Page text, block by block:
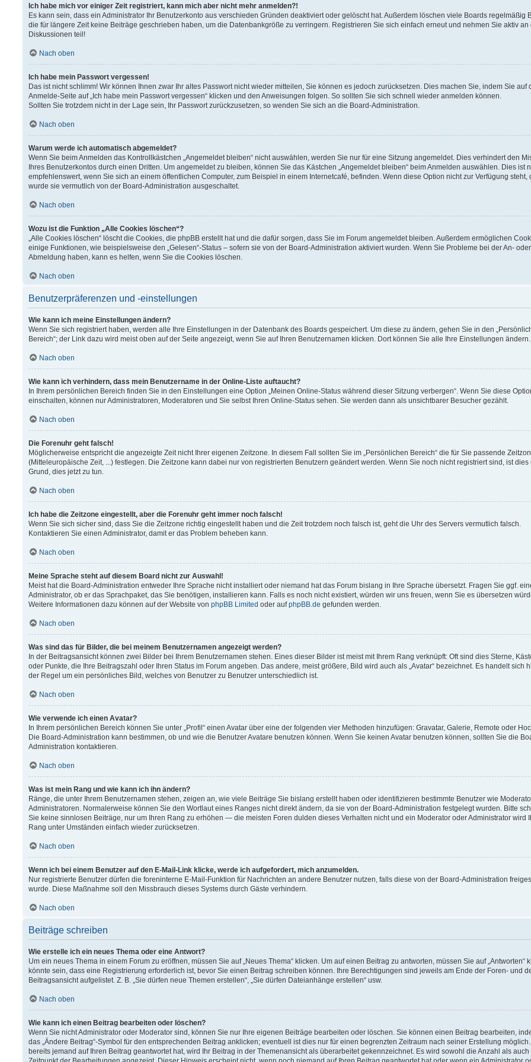
Ich habe mich vor einiger Zeit registriert, kann mich aber nicht mehr anmelden?!
Es kann sein, dass ein Administrator Ihr Benutzerkonto aus verschieden Gründen deaktiviert oder gelöscht hat. Außerdem löschen viele Boards regelmäßig
die für längere Zeit keine Beiträge geschrieben haben, um die Datenbankgröße zu verringern. Registrieren Sie sich einfach erneut und nehmen Sie aktiv an
Diskussionen teil!
Nach oben
Ich habe mein Passwort vergessen!
Das ist nicht schlimm! Wir können Ihnen zwar Ihr altes Passwort nicht wieder mitteilen, Sie können es jedoch zurücksetzen. Dies machen Sie, indem Sie auf
Anmelde-Seite auf „Ich habe mein Passwort vergessen“ klicken und den Anweisungen folgen. So sollten Sie sich schnell wieder anmelden können.
Sollten Sie trotzdem nicht in der Lage sein, Ihr Passwort zurückzusetzen, so wenden Sie sich an die Board-Administration.
Nach oben
Warum werde ich automatisch abgemeldet?
Wenn Sie beim Anmelden das Kontrollkästchen „Angemeldet bleiben“ nicht auswählen, werden Sie nur für eine Sitzung angemeldet. Dies verhindert den
Ihres Benutzerkontos durch einen Dritten. Um angemeldet zu bleiben, können Sie das Kästchen „Angemeldet bleiben“ beim Anmelden auswählen. Dies ist
empfehlenswert, wenn Sie sich an einem öffentlichen Computer, zum Beispiel in einem Internetcafé, befinden. Wenn diese Option nicht zur Verfügung steht,
wurde sie vermutlich von der Board-Administration ausgeschaltet.
Nach oben
Wozu ist die Funktion „Alle Cookies löschen“?
„Alle Cookies löschen“ löscht die Cookies, die phpBB erstellt hat und die dafür sorgen, dass Sie im Forum angemeldet bleiben. Außerdem ermöglichen
einige Funktionen, wie beispielsweise den „Gelesen“-Status – sofern sie von der Board-Administration aktiviert wurden. Wenn Sie Probleme bei der An- oder
Abmeldung haben, kann es helfen, wenn Sie die Cookies löschen.
Nach oben
Benutzerpräferenzen und -einstellungen
Wie kann ich meine Einstellungen ändern?
Wenn Sie sich registriert haben, werden alle Ihre Einstellungen in der Datenbank des Boards gespeichert. Um diese zu ändern, gehen Sie in den
Bereich“; der Link dazu wird meist oben auf der Seite angezeigt, wenn Sie auf Ihren Benutzernamen klicken. Dort können Sie alle Ihre Einstellungen ändern.
Nach oben
Wie kann ich verhindern, dass mein Benutzername in der Online-Liste auftaucht?
In Ihrem persönlichen Bereich finden Sie in den Einstellungen eine Option „Meinen Online-Status während dieser Sitzung verbergen“. Wenn Sie diese
einschalten, können nur Administratoren, Moderatoren und Sie selbst Ihren Online-Status sehen. Sie werden dann als unsichtbarer Besucher gezählt.
Nach oben
Die Forenuhr geht falsch!
Möglicherweise entspricht die angezeigte Zeit nicht Ihrer eigenen Zeitzone. In diesem Fall sollten Sie im „Persönlichen Bereich“ die für Sie passende
(Mitteleuropäische Zeit, ...) festlegen. Die Zeitzone kann dabei nur von registrierten Benutzern geändert werden. Wenn Sie noch nicht registriert sind, ist dies
Grund, dies jetzt zu tun.
Nach oben
Ich habe die Zeitzone eingestellt, aber die Forenuhr geht immer noch falsch!
Wenn Sie sich sicher sind, dass Sie die Zeitzone richtig eingestellt haben und die Zeit trotzdem noch falsch ist, geht die Uhr des Servers vermutlich falsch.
Kontaktieren Sie einen Administrator, damit er das Problem beheben kann.
Nach oben
Meine Sprache steht auf diesem Board nicht zur Auswahl!
Meist hat die Board-Administration entweder Ihre Sprache nicht installiert oder niemand hat das Forum bislang in Ihre Sprache übersetzt. Fragen Sie ggf.
Administrator, ob er das Sprachpaket, das Sie benötigen, installieren kann. Falls es noch nicht existiert, würden wir uns freuen, wenn Sie es übersetzen
Weitere Informationen dazu können auf der Website von phpBB Limited oder aufphpBB.de gefunden werden.
Nach oben
Was sind das für Bilder, die bei meinem Benutzernamen angezeigt werden?
In der Beitragsansicht können zwei Bilder bei Ihrem Benutzernamen stehen. Eines dieser Bilder ist meist mit Ihrem Rang verknüpft: Oft sind dies Sterne,
oder Punkte, die Ihre Beitragszahl oder Ihren Status im Forum angeben. Das andere, meist größere, Bild wird auch als „Avatar“ bezeichnet. Es handelt sich
der Regel um ein persönliches Bild, welches von Benutzer zu Benutzer unterschiedlich ist.
Nach oben
Wie verwende ich einen Avatar?
In Ihrem persönlichen Bereich können Sie unter „Profil“ einen Avatar über eine der folgenden vier Methoden hinzufügen: Gravatar, Galerie, Remote oder
Die Board-Administration kann bestimmen, ob und wie die Benutzer Avatare benutzen können. Wenn Sie keinen Avatar benutzen können, sollten Sie die
Administration kontaktieren.
Nach oben
Was ist mein Rang und wie kann ich ihn ändern?
Ränge, die unter Ihrem Benutzernamen stehen, zeigen an, wie viele Beiträge Sie bislang erstellt haben oder identifizieren bestimmte Benutzer wie
Administratoren. Normalerweise können Sie den Wortlaut eines Ranges nicht direkt ändern, da sie von der Board-Administration festgelegt wurden. Bitte
Sie keine sinnlosen Beiträge, nur um Ihren Rang zu erhöhen — die meisten Foren dulden dieses Verhalten nicht und ein Moderator oder Administrator wird
Rang unter Umständen einfach wieder zurücksetzen.
Nach oben
Wenn ich bei einem Benutzer auf den E-Mail-Link klicke, werde ich aufgefordert, mich anzumelden.
Nur registrierte Benutzer dürfen die foreninterne E-Mail-Funktion für Nachrichten an andere Benutzer nutzen, falls diese von der Board-Administration
wurde. Diese Maßnahme soll den Missbrauch dieses Systems durch Gäste verhindern.
Nach oben
Beiträge schreiben
Wie erstelle ich ein neues Thema oder eine Antwort?
Um ein neues Thema in einem Forum zu eröffnen, müssen Sie auf „Neues Thema“ klicken. Um auf einen Beitrag zu antworten, müssen Sie auf „Antworten“
könnte sein, dass eine Registrierung erforderlich ist, bevor Sie einen Beitrag schreiben können. Ihre Berechtigungen sind jeweils am Ende der Foren- und
Beitragsansicht aufgelistet. Z. B. „Sie dürfen neue Themen erstellen“, „Sie dürfen Dateianhänge erstellen“ usw.
Nach oben
Wie kann ich einen Beitrag bearbeiten oder löschen?
Wenn Sie nicht Administrator oder Moderator sind, können Sie nur Ihre eigenen Beiträge bearbeiten oder löschen. Sie können einen Beitrag bearbeiten,
das „Ändere Beitrag“-Symbol für den entsprechenden Beitrag anklicken; eventuell ist dies nur für einen begrenzten Zeitraum nach seiner Erstellung
bereits jemand auf Ihren Beitrag geantwortet hat, wird Ihr Beitrag in der Themenansicht als überarbeitet gekennzeichnet. Es wird sowohl die Anzahl als auch